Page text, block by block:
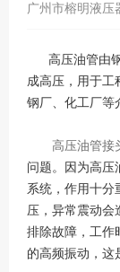
广州市榕明液压
高压油管由钢
成高压，用于工
钢厂、化工厂等
高压油管接
问题。因为高
系统，作用十
压，异常震动
排除故障，工作
的高频振动，这